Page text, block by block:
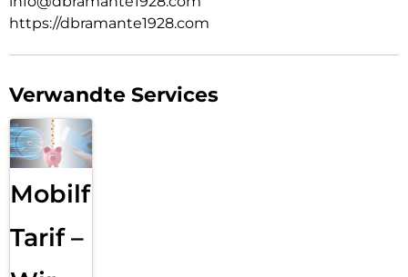
https://dbramante1928.com
Verwandte Services
Mobilfunk
Tarif –